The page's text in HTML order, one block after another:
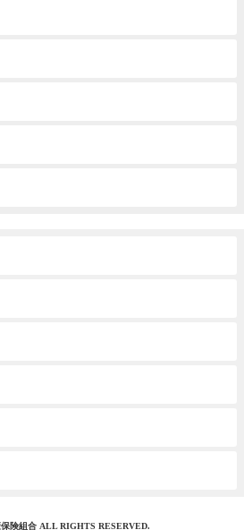
険組合 ALL RIGHTS RESERVED.